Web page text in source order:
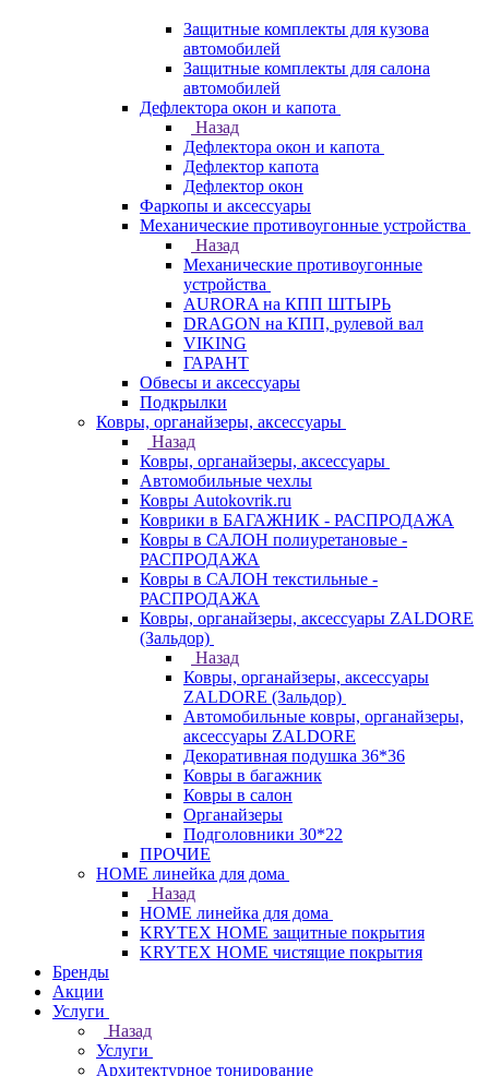
Защитные комплекты для кузова
автомобилей
Защитные комплекты для салона
автомобилей
Дефлектора окон и капота
Назад
Дефлектора окон и капота
Дефлектор капота
Дефлектор окон
Фаркопы и аксессуары
Механические противоугонные устройства
Назад
Механические противоугонные
устройства
AURORA на КПП ШТЫРЬ
DRAGON на КПП, рулевой вал
VIKING
ГАРАНТ
Обвесы и аксессуары
Подкрылки
Ковры, органайзеры, аксессуары
Назад
Ковры, органайзеры, аксессуары
Автомобильные чехлы
Ковры Autokovrik.ru
Коврики в БАГАЖНИК - РАСПРОДАЖА
Ковры в САЛОН полиуретановые -
РАСПРОДАЖА
Ковры в САЛОН текстильные -
РАСПРОДАЖА
Ковры, органайзеры, аксессуары ZALDORE
(Зальдор)
Назад
Ковры, органайзеры, аксессуары
ZALDORE (Зальдор)
Автомобильные ковры, органайзеры,
аксессуары ZALDORE
Декоративная подушка 36*36
Ковры в багажник
Ковры в салон
Органайзеры
Подголовники 30*22
ПРОЧИЕ
HOME линейка для дома
Назад
HOME линейка для дома
KRYTEX HOME защитные покрытия
KRYTEX HOME чистящие покрытия
Бренды
Акции
Услуги
Назад
Услуги
Архитектурное тонирование